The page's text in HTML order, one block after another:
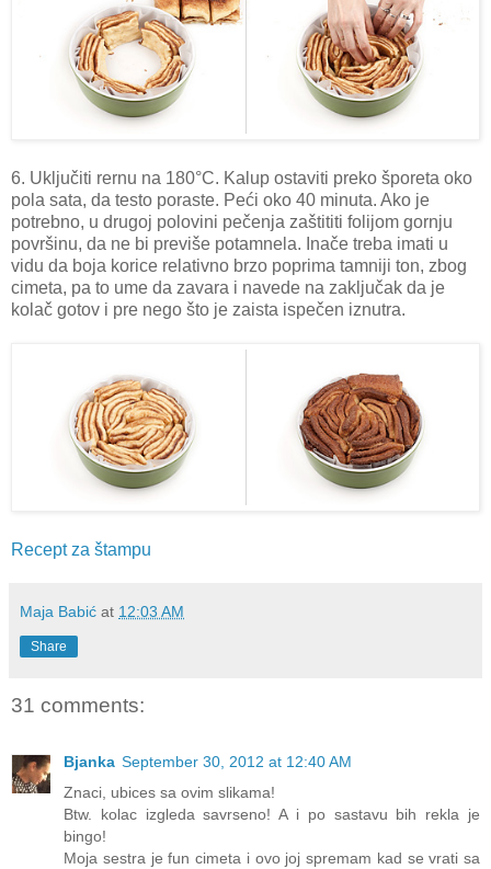
6. Uključiti rernu na 180°C. Kalup ostaviti preko šporeta oko
pola sata, da testo poraste. Peći oko 40 minuta. Ako je
potrebno, u drugoj polovini pečenja zaštititi folijom gornju
površinu, da ne bi previše potamnela. Inače treba imati u
vidu da boja korice relativno brzo poprima tamniji ton, zbog
cimeta, pa to ume da zavara i navede na zaključak da je
kolač gotov i pre nego što je zaista ispečen iznutra.
Recept za štampu
Maja Babić at 12:03 AM
Share
31 comments:
Bjanka September 30, 2012 at 12:40 AM
Znaci, ubices sa ovim slikama!
Btw. kolac izgleda savrseno! A i po sastavu bih rekla je
bingo!
Moja sestra je fun cimeta i ovo joj spremam kad se vrati sa